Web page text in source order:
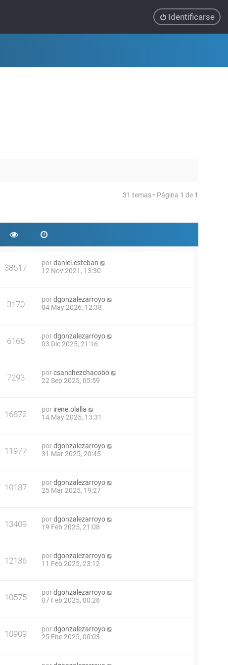
Identificarse
31 temas • Página 1 de 1
38517 pordaniel.esteban
12 Nov 2021, 13:30
3170 pordgonzalezarroyo
04 May 2026, 12:38
6165 pordgonzalezarroyo
03 Dic 2025, 21:16
7293 porcsanchezchacobo
22 Sep 2025, 05:59
16872 por irene.olalla
14 May 2025, 13:31
11977 pordgonzalezarroyo
31 Mar 2025, 20:45
10187 pordgonzalezarroyo
25 Mar 2025, 19:27
13409 pordgonzalezarroyo
19 Feb 2025, 21:08
12136 pordgonzalezarroyo
11 Feb 2025, 23:12
10575 pordgonzalezarroyo
07 Feb 2025, 00:28
10909 pordgonzalezarroyo
25 Ene 2025, 00:03